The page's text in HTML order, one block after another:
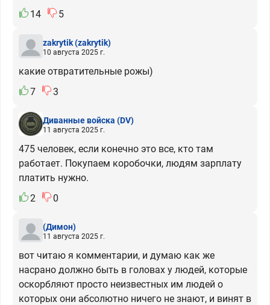
14
5
zakrytik(zakrytik)
10 августа 2025 г.
какие отвратительные рожы)
7
3
Диванные войска (DV)
11 августа 2025 г.
475 человек, если конечно это все, кто там
работает. Покупаем коробочки, людям зарплату
платить нужно.
2
0
(Димон)
11 августа 2025 г.
вот читаю я комментарии, и думаю как же
насрано должно быть в головах у людей, которые
оскорбляют просто неизвестных им людей о
которых они абсолютно ничего не знают, и винят в